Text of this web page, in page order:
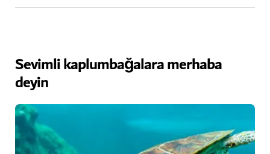
Sevimli kaplumbağalara merhaba
deyin